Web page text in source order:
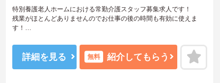
特別養護老人ホームにおける常勤介護スタッフ募集求人です！
残業がほとんどありませんのでお仕事の後の時間も有効に使えま
す！
すのでお気軽にご相談ください。
詳細を見る 無料 紹介してもらう